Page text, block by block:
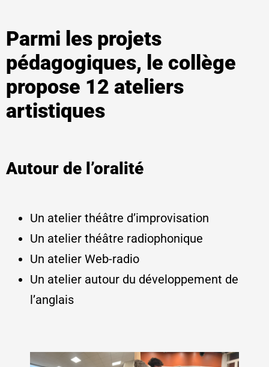
Parmi les projets
pédagogiques, le collège
propose 12 ateliers
artistiques
Autour de l’oralité
Un atelier théâtre d’improvisation
Un atelier théâtre radiophonique
Un atelier Web-radio
Un atelier autour du développement de
l’anglais